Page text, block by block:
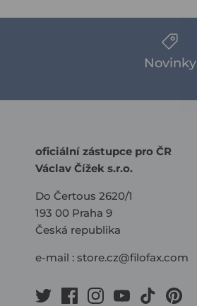
Novinky
oficiální zástupce pro ČR
Václav Čížek s.r.o.
Do Čertous 2620/1
193 00 Praha 9
Česká republika
e-mail : store.cz@filofax.com